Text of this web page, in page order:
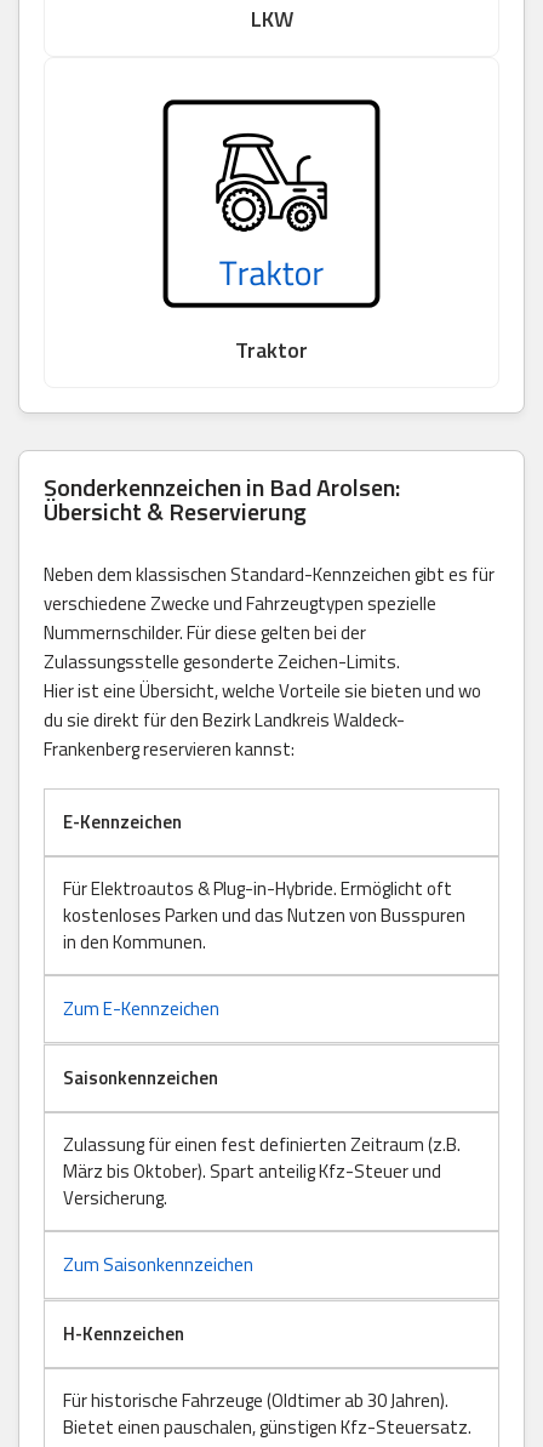
LKW
Traktor
Sonderkennzeichen in Bad Arolsen:
Übersicht & Reservierung
Neben dem klassischen Standard-Kennzeichen gibt es für
verschiedene Zwecke und Fahrzeugtypen spezielle
Nummernschilder. Für diese gelten bei der
Zulassungsstelle gesonderte Zeichen-Limits.
Hier ist eine Übersicht, welche Vorteile sie bieten und wo
du sie direkt für den Bezirk Landkreis Waldeck-
Frankenberg reservieren kannst:
E-Kennzeichen
Für Elektroautos & Plug-in-Hybride. Ermöglicht oft
kostenloses Parken und das Nutzen von Busspuren
in den Kommunen.
Zum E-Kennzeichen
Saisonkennzeichen
Zulassung für einen fest definierten Zeitraum (z.B.
März bis Oktober). Spart anteilig Kfz-Steuer und
Versicherung.
Zum Saisonkennzeichen
H-Kennzeichen
Für historische Fahrzeuge (Oldtimer ab 30 Jahren).
Bietet einen pauschalen, günstigen Kfz-Steuersatz.